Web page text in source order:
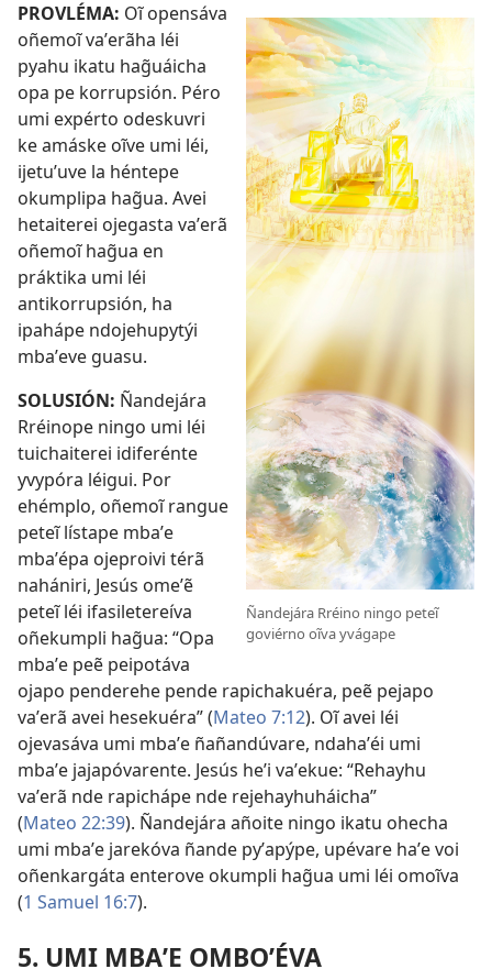
Ñandejára Rréino ningo peteĩ
goviérno oĩva yvágape
PROVLÉMA: Oĩ opensáva
oñemoĩ vaʼerãha léi
pyahu ikatu hag̃uáicha
opa pe korrupsión. Péro
umi expérto odeskuvri
ke amáske oĩve umi léi,
ijetuʼuve la héntepe
okumplipa hag̃ua. Avei
hetaiterei ojegasta vaʼerã
oñemoĩ hag̃ua en
práktika umi léi
antikorrupsión, ha
ipahápe ndojehupytýi
mbaʼeve guasu.
SOLUSIÓN: Ñandejára
Rréinope ningo umi léi
tuichaiterei idiferénte
yvypóra léigui. Por
ehémplo, oñemoĩ rangue
peteĩ lístape mbaʼe
mbaʼépa ojeproivi térã
nahániri, Jesús omeʼẽ
peteĩ léi ifasiletereíva
oñekumpli hag̃ua: “Opa
mbaʼe peẽ peipotáva
ojapo penderehe pende rapichakuéra, peẽ pejapo
vaʼerã avei hesekuéra” (Mateo 7:12). Oĩ avei léi
ojevasáva umi mbaʼe ñañandúvare, ndahaʼéi umi
mbaʼe jajapóvarente. Jesús heʼi vaʼekue: “Rehayhu
vaʼerã nde rapichápe nde rejehayhuháicha”
(Mateo 22:39). Ñandejára añoite ningo ikatu ohecha
umi mbaʼe jarekóva ñande pyʼapýpe, upévare haʼe voi
oñenkargáta enterove okumpli hag̃ua umi léi omoĩva
(1 Samuel 16:7).
5. UMI MBAʼE OMBOʼÉVA